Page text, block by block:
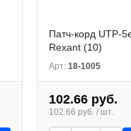
Патч-корд UTP-
Rexant (10)
Арт: 18-1005
102.66 руб.
102.66 руб. / шт.